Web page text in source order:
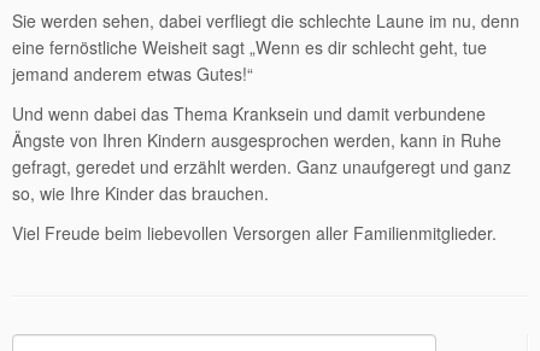
Sie werden sehen, dabei verfliegt die schlechte Laune im nu, denn
eine fernöstliche Weisheit sagt „Wenn es dir schlecht geht, tue
jemand anderem etwas Gutes!“
Und wenn dabei das Thema Kranksein und damit verbundene
Ängste von Ihren Kindern ausgesprochen werden, kann in Ruhe
gefragt, geredet und erzählt werden. Ganz unaufgeregt und ganz
so, wie Ihre Kinder das brauchen.
Viel Freude beim liebevollen Versorgen aller Familienmitglieder.
Suchen